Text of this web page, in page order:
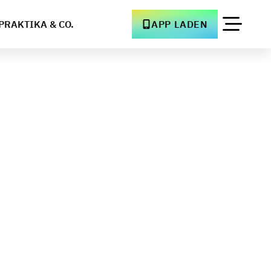
& CO. APP LADEN